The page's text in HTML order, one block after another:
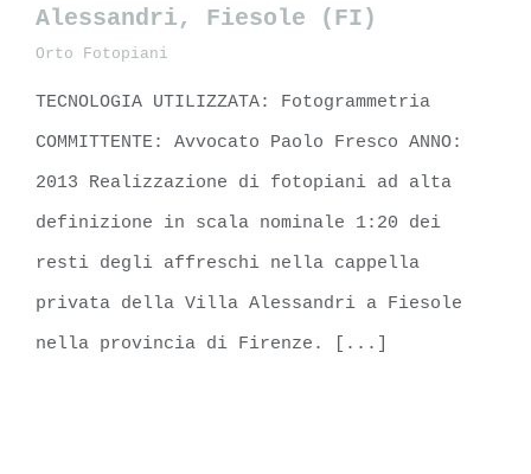
Cappella S.Apollinare in Villa
Alessandri, Fiesole (FI)
Alessandri, Fiesole (FI)
Orto Fotopiani
TECNOLOGIA UTILIZZATA: Fotogrammetria
COMMITTENTE: Avvocato Paolo Fresco ANNO:
2013 Realizzazione di fotopiani ad alta
definizione in scala nominale 1:20 dei
resti degli affreschi nella cappella
privata della Villa Alessandri a Fiesole
nella provincia di Firenze. [...]